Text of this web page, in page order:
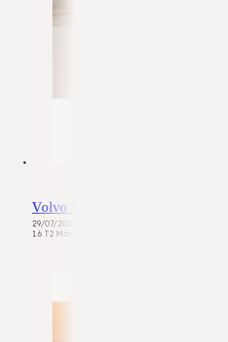
Volvo V40
29/07/2026
1.6 T2 Momentum | 2014 | 104.322 km | Benzine